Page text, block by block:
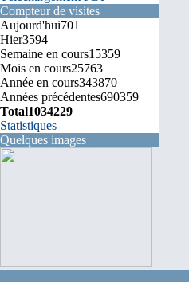
Compteur de visites
Aujourd'hui701
Hier3594
Semaine en cours15359
Mois en cours25763
Année en cours343870
Années précédentes690359
Total1034229
Statistiques
Quelques images